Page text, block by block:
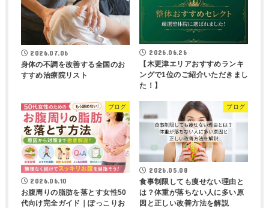
2026.07.06
身体の不調を改善する全国のお
すすめ治療院リスト
2026.06.26
【木更津エリアおすすめランキ
ングで1位のご紹介いただきまし
た！】
ブログ
2026.06.10
お腹周りの脂肪を落とす女性50
代向け完全ガイド｜ぽっこりお
ブログ
2026.05.08
食事制限しても痩せない理由と
は？体重が落ちない人に多い原
因と正しい改善方法を解説